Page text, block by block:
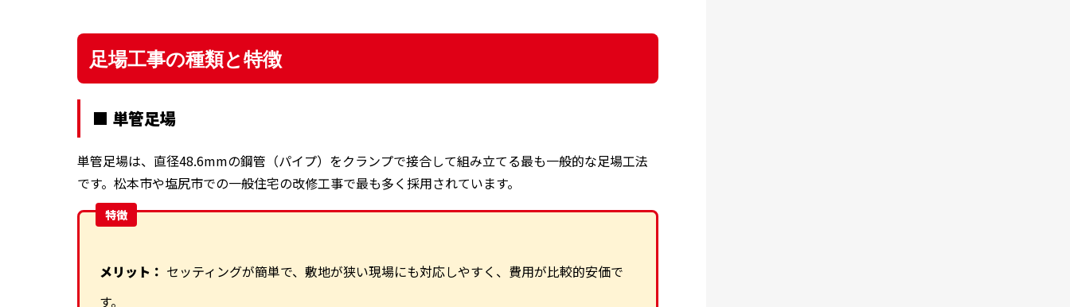
足場工事の種類と特徴
■ 単管足場
単管足場は、直径48.6mmの鋼管（パイプ）をクランプで接合して組み立てる最も一般的な足場工法
です。松本市や塩尻市での一般住宅の改修工事で最も多く採用されています。
特徴
メリット： セッティングが簡単で、敷地が狭い現場にも対応しやすく、費用が比較的安価で
す。